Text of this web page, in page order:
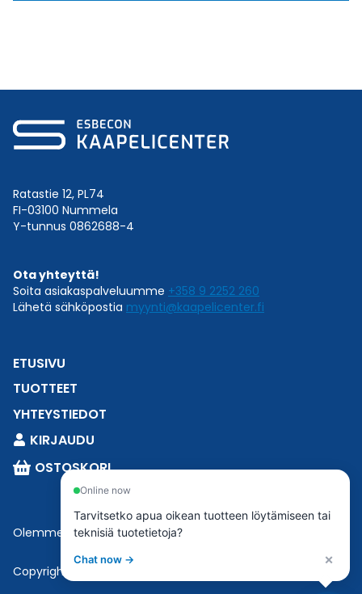
Ratastie 12, PL74
FI-03100 Nummela
Y-tunnus 0862688-4
Ota yhteyttä!
Soita asiakaspalveluumme +358 9 2252 260
Lähetä sähköpostia myynti@kaapelicenter.fi
ETUSIVU
TUOTTEET
YHTEYSTIEDOT
KIRJAUDU
OSTOSKORI
Olemme osaEsbeconia.
Copyright © 2023 Esbecon | All Rights Reserved
Online now
Tarvitsetko apua oikean tuotteen löytämiseen tai
teknisiä tuotetietoja?
Chat now → ×